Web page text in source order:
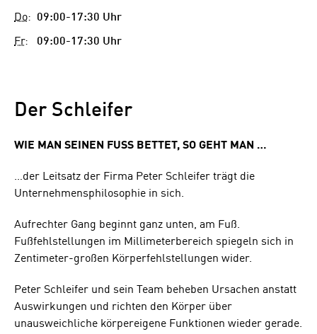
Do: 09:00-17:30 Uhr
Fr: 09:00-17:30 Uhr
Der Schleifer
WIE MAN SEINEN FUSS BETTET, SO GEHT MAN …
…der Leitsatz der Firma Peter Schleifer trägt die
Unternehmensphilosophie in sich.
Aufrechter Gang beginnt ganz unten, am Fuß.
Fußfehlstellungen im Millimeterbereich spiegeln sich in
Zentimeter-großen Körperfehlstellungen wider.
Peter Schleifer und sein Team beheben Ursachen anstatt
Auswirkungen und richten den Körper über
unausweichliche körpereigene Funktionen wieder gerade.